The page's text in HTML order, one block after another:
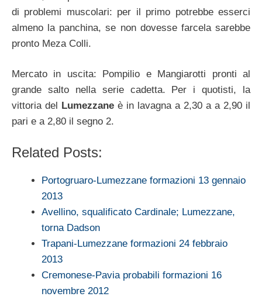
di problemi muscolari: per il primo potrebbe esserci
almeno la panchina, se non dovesse farcela sarebbe
pronto Meza Colli.
Mercato in uscita: Pompilio e Mangiarotti pronti al
grande salto nella serie cadetta. Per i quotisti, la
vittoria del
Lumezzane è in lavagna a 2,30 a a 2,90 il
pari e a 2,80 il segno 2.
Related Posts:
Portogruaro-Lumezzane formazioni 13 gennaio
2013
Avellino, squalificato Cardinale; Lumezzane,
torna Dadson
Trapani-Lumezzane formazioni 24 febbraio
2013
Cremonese-Pavia probabili formazioni 16
novembre 2012